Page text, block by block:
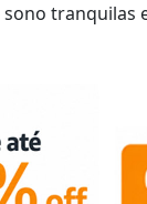
tranquilas